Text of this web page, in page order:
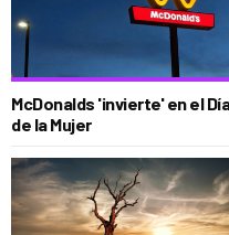
McDonalds 'invierte' en el Día
de la Mujer